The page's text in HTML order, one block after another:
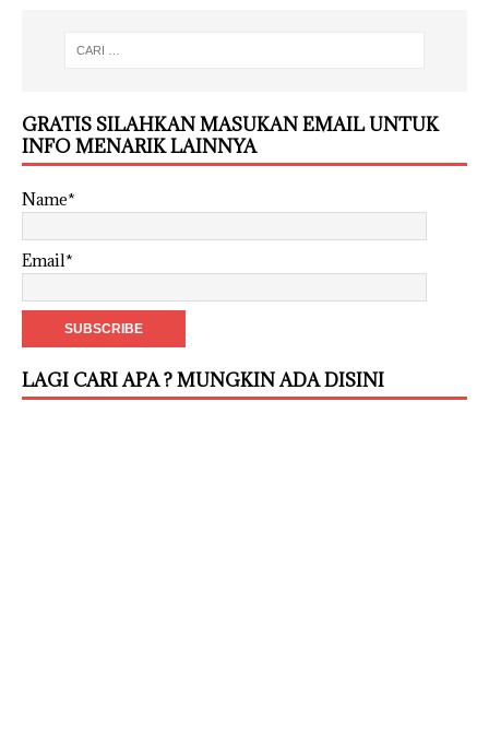
GRATIS SILAHKAN MASUKAN EMAIL UNTUK
INFO MENARIK LAINNYA
Name*
Email*
LAGI CARI APA ? MUNGKIN ADA DISINI